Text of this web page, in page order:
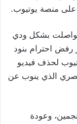
منصة يوتيوب.
تواصلت بشكل ودي
رفض احترام بنود
لحذف فيديو
الذي ينوب عن
وعودة